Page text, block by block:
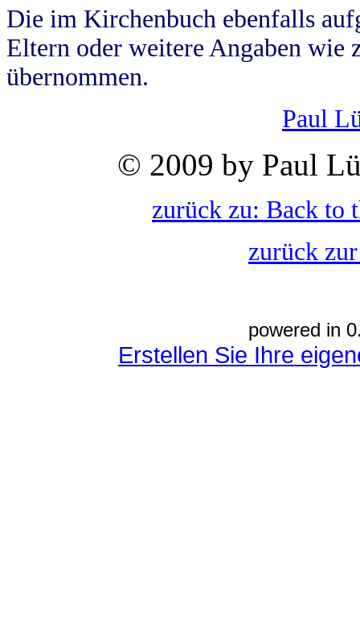
Die im Kirchenbuch ebenfalls
Eltern oder weitere Angaben wie
übernommen.
Paul
© 2009 by Paul
zurück zu: Back to
zurück
powered in
Erstellen Sie Ihre